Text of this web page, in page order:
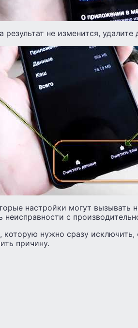
результат не изменится, удалите
настройки могут вызывать
неисправности с
нужно сразу исключить,
причину.